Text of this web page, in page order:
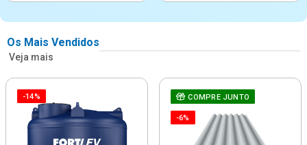
Os Mais Vendidos
Veja mais
-14% COMPRE JUNTO
-6%